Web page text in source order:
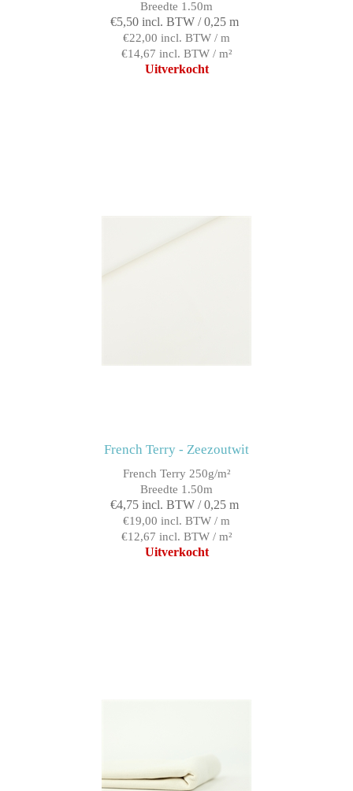
Breedte 1.50m
€5,50 incl. BTW / 0,25 m
€22,00 incl. BTW / m
€14,67 incl. BTW / m²
Uitverkocht
French Terry - Zeezoutwit
French Terry 250g/m²
Breedte 1.50m
€4,75 incl. BTW / 0,25 m
€19,00 incl. BTW / m
€12,67 incl. BTW / m²
Uitverkocht